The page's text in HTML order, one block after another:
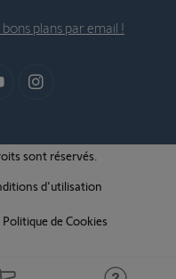
plans par email !
sont réservés.
d'utilisation
Politique de Cookies